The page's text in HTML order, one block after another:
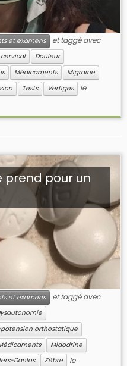
et examens et taggé avec
Douleur
Médicaments
Migraine
Tests Vertiges
le
prend pour un
et examens et taggé avec
orthostatique
Midodrine
Danlos Zèbre
le